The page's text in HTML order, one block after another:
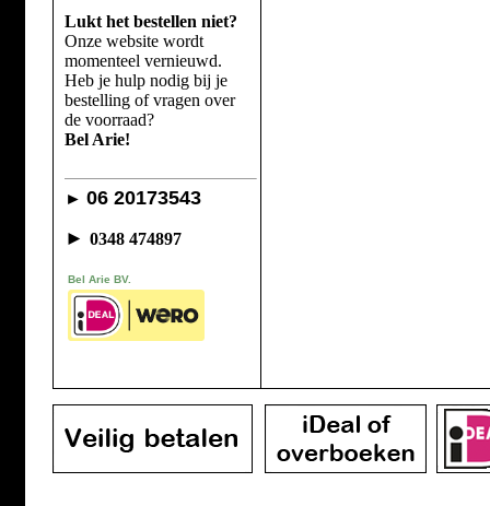
Lukt het bestellen niet?
Onze website wordt
momenteel vernieuwd.
Heb je hulp nodig bij je
bestelling of vragen over
de voorraad?
Bel Arie!
► 06 20173543
► 0348 474897
Bel Arie BV.